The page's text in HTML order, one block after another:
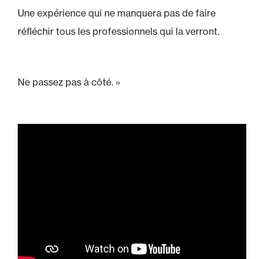
Une expérience qui ne manquera pas de faire
réfléchir tous les professionnels qui la verront.
Ne passez pas à côté. »